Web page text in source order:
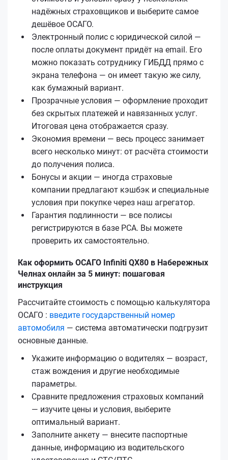
надёжных страховщиков и выберите самое
дешёвое ОСАГО.
Электронный полис с юридической силой —
после оплаты документ придёт на email. Его
можно показать сотруднику ГИБДД прямо с
экрана телефона — он имеет такую же силу,
как бумажный вариант.
Прозрачные условия — оформление проходит
без скрытых платежей и навязанных услуг.
Итоговая цена отображается сразу.
Экономия времени — весь процесс занимает
всего несколько минут: от расчёта стоимости
до получения полиса.
Бонусы и акции — иногда страховые
компании предлагают кэшбэк и специальные
условия при покупке через наш агрегатор.
Гарантия подлинности — все полисы
регистрируются в базе РСА. Вы можете
проверить их самостоятельно.
Как оформить ОСАГО Infiniti QX80 в Набережных
Челнах онлайн за 5 минут: пошаговая
инструкция
Рассчитайте стоимость с помощью калькулятора
ОСАГО : введите государственный номер
автомобиля — система автоматически подгрузит
основные данные.
Укажите информацию о водителях — возраст,
стаж вождения и другие необходимые
параметры.
Сравните предложения страховых компаний
— изучите цены и условия, выберите
оптимальный вариант.
Заполните анкету — внесите паспортные
данные, информацию из водительского